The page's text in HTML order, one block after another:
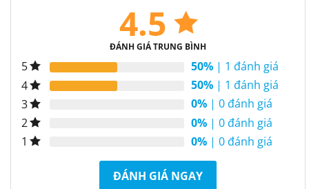
4.5
ĐÁNH GIÁ TRUNG BÌNH
5 50% | 1 đánh giá
4
50% | 1 đánh giá
3
0% | 0 đánh giá
2
0% | 0 đánh giá
1
0% | 0 đánh giá
ĐÁNH GIÁ NGAY